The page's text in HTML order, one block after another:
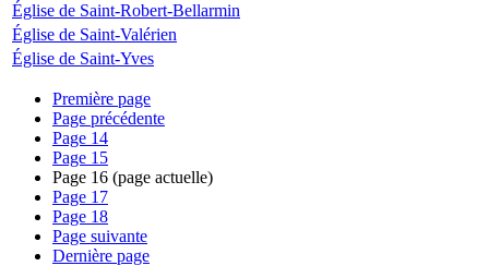
Église de Saint-Robert-Bellarmin
Église de Saint-Valérien
Église de Saint-Yves
Première page
Page précédente
Page 14
Page 15
Page 16 (page actuelle)
Page 17
Page 18
Page suivante
Dernière page